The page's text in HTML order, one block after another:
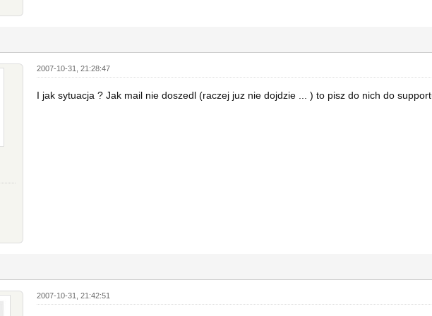
2007-10-31, 21:28:47
I jak sytuacja ? Jak mail nie doszedl (raczej juz nie dojdzie ... ) to pisz do nich do
2007-10-31, 21:42:51